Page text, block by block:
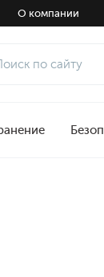
О компании